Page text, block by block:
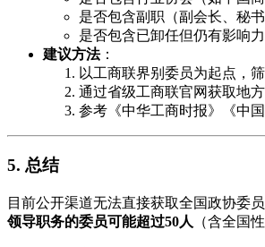
是否包含副职（副会长、秘
是否包含已卸任但仍有影响
建议方法：
以工商联界别委员为起点，
通过省级工商联官网获取地
参考《中华工商时报》《中
5. 总结
目前公开渠道无法直接获取全国政协委
领导职务的委员可能超过50人
（含全国